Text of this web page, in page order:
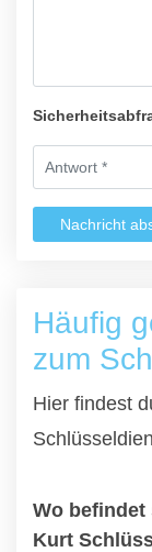
Nachricht
Häufig
zum
Hier findest
Wo
Kurt